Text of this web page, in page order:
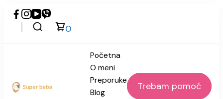
0
Početna
O meni
Preporuke
Blog
Trebam pomoć